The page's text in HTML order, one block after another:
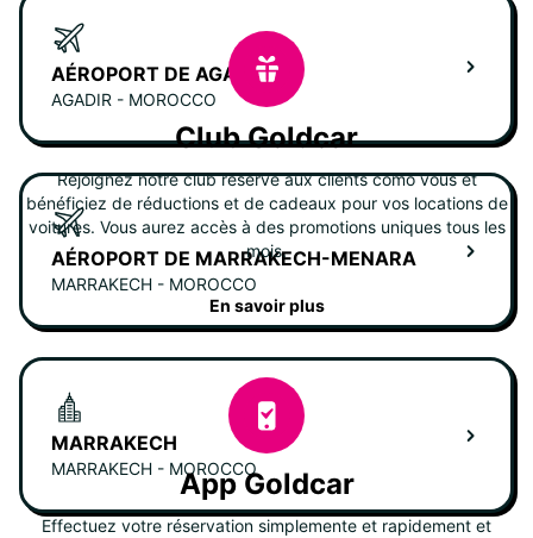
AÉROPORT DE AGADIR
AGADIR - MOROCCO
AÉROPORT DE MARRAKECH-MENARA
MARRAKECH - MOROCCO
MARRAKECH
MARRAKECH - MOROCCO
Club Goldcar
Rejoignez notre club réservé aux clients como vous et
bénéficiez de réductions et de cadeaux pour vos locations de
voitures. Vous aurez accès à des promotions uniques tous les
mois.
En savoir plus
App Goldcar
Effectuez votre réservation simplemente et rapidement et